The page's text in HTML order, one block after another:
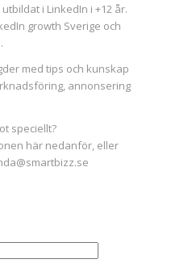
i LinkedIn i +12 år.
growth Sverige och
med tips och kunskap
annonsering
speciellt?
här nedanför, eller